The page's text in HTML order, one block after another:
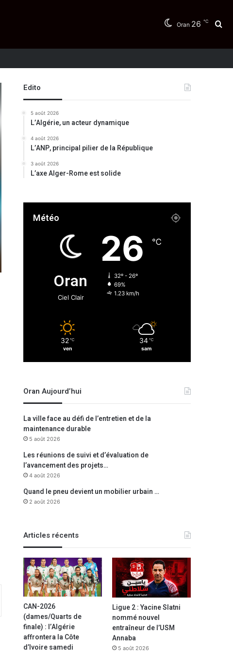
Oran 26 ℃
Edito
5 août 2026
L’Algérie, un acteur dynamique
4 août 2026
L’ANP, principal pilier de la République
3 août 2026
L’axe Alger-Rome est solide
Météo
Oran
Ciel Clair
26 ℃
32º - 26º
69%
1.23 km/h
32 ℃
ven
34 ℃
sam
Oran Aujourd’hui
La ville face au défi de l’entretien et de la
maintenance durable
5 août 2026
Les réunions de suivi et d’évaluation de
l’avancement des projets…
4 août 2026
Quand le pneu devient un mobilier urbain …
2 août 2026
Articles récents
CAN-2026
(dames/Quarts de
finale) : l’Algérie
affrontera la Côte
d’Ivoire samedi
Ligue 2 : Yacine Slatni
nommé nouvel
entraîneur de l’USM
Annaba
5 août 2026